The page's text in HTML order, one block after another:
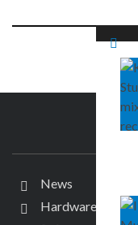
News
Hardware